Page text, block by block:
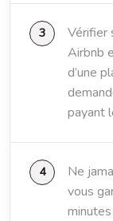
Vérifier
Airbnb
d’une
payant
Ne
vous